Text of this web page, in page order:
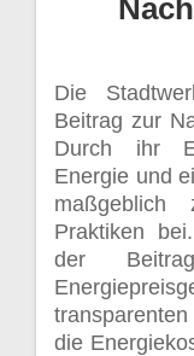
Die
Beitrag zur
Durch ihr
Energie und
maßgeblich
Praktiken
der
die